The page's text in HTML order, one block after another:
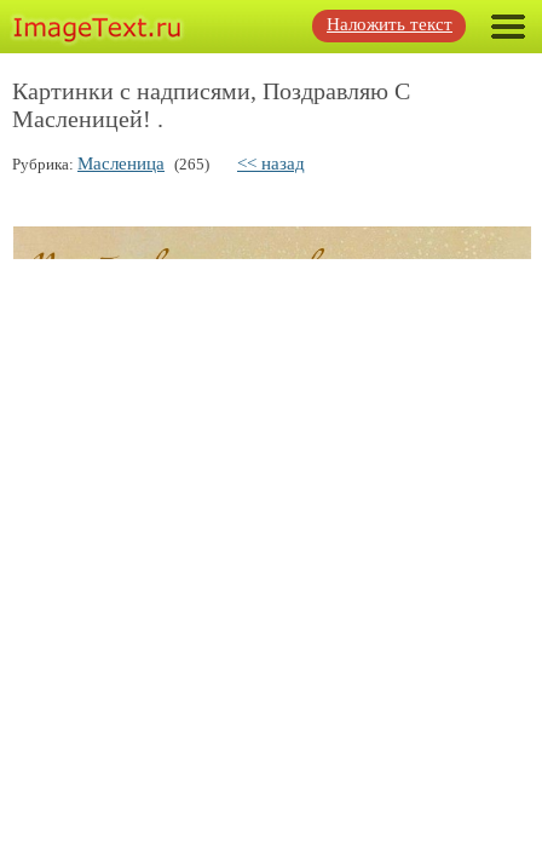
Наложить текст
Картинки с надписями, Поздравляю С
Масленицей! .
Рубрика: Масленица (265) << назад